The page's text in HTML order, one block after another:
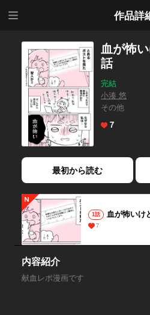
作品詳
血が怖
話
完結
小湊 悠
その他
7
最初から読む
1話 血が怖いけ
7
内容紹介
献血レポ漫画です